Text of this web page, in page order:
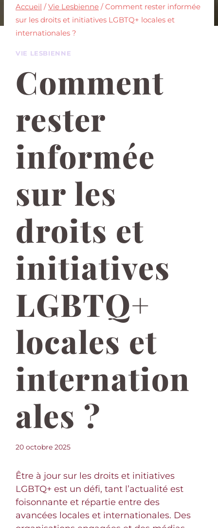
Accueil / Vie Lesbienne / Comment rester informée
sur les droits et initiatives LGBTQ+ locales et
internationales ?
VIE LESBIENNE
Comment
rester
informée
sur les
droits et
initiatives
LGBTQ+
locales et
internation
ales ?
20 octobre 2025
Être à jour sur les droits et initiatives
LGBTQ+ est un défi, tant l’actualité est
foisonnante et répartie entre des
avancées locales et internationales. Des